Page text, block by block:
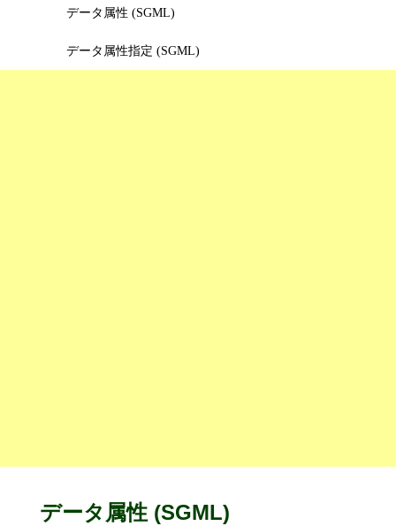
データ属性 (SGML)
データ属性指定 (SGML)
データ属性 (SGML)